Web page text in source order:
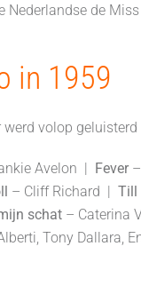
Nederlandse de
in 1959
volop
Avelon | Fever
– Cliff Richard | Till
schat – Caterina
Tony Dallara,